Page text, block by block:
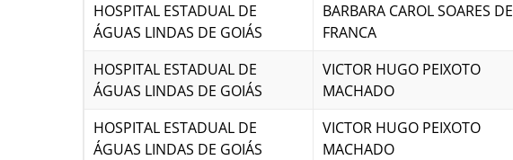
HOSPITAL ESTADUAL DE
ÁGUAS LINDAS DE GOIÁS
BARBARA CAROL SOARES DE
FRANCA
HOSPITAL ESTADUAL DE
ÁGUAS LINDAS DE GOIÁS
VICTOR HUGO PEIXOTO
MACHADO
HOSPITAL ESTADUAL DE
ÁGUAS LINDAS DE GOIÁS
VICTOR HUGO PEIXOTO
MACHADO